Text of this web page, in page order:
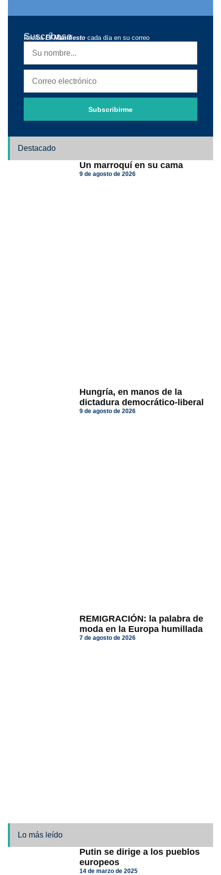
Suscríbase
RecibaEl Manifiesto cada día en su correo
Subscribirme
Destacado
Un marroquí en su cama
9 de agosto de 2026
Hungría, en manos de la
dictadura democrático-liberal
9 de agosto de 2026
REMIGRACIÓN: la palabra de
moda en la Europa humillada
7 de agosto de 2026
Lo más leído
Putin se dirige a los pueblos
europeos
14 de marzo de 2025